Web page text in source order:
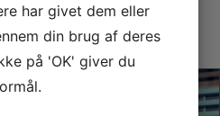
har givet dem eller
din brug af deres
på 'OK' giver du